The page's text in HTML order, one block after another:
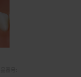
品番号: